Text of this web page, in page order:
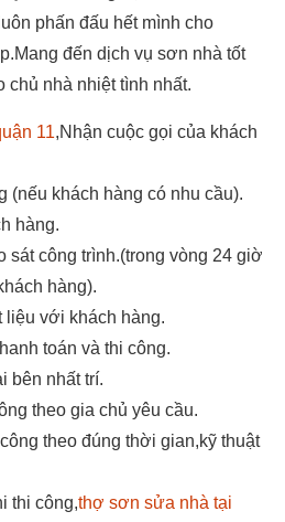
phấn đấu hết mình cho
đến dịch vụ sơn nhà tốt
chủ nhà nhiệt tình nhất.
11,Nhận cuộc gọi của khách
(nếu khách hàng có nhu cầu).
hàng.
sát công trình.(trong vòng 24 giờ
hàng).
liệu với khách hàng.
toán và thi công.
bên nhất trí.
theo gia chủ yêu cầu.
theo đúng thời gian,kỹ thuật
thi công,thợ sơn sửa nhà tại